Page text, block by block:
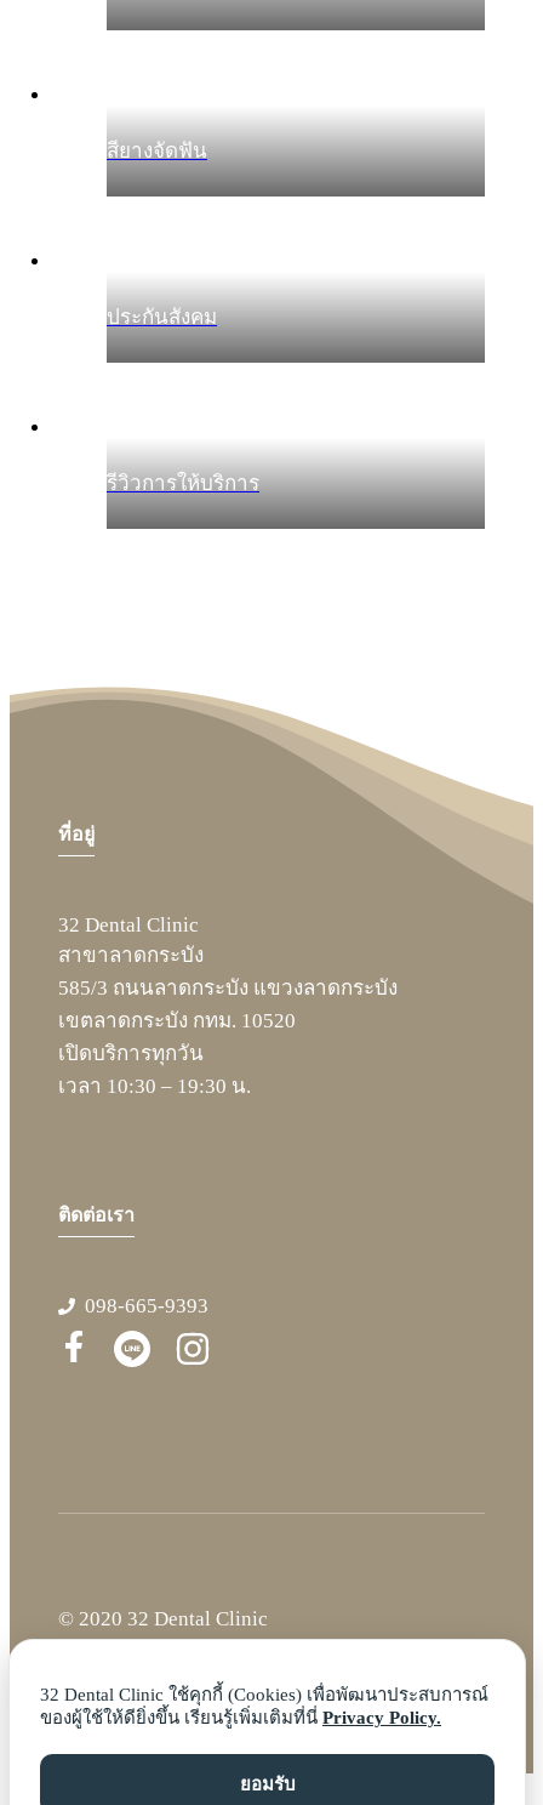
สียางจัดฟัน
ประกันสังคม
รีวิวการให้บริการ
ที่อยู่
32 Dental Clinic
สาขาลาดกระบัง
585/3 ถนนลาดกระบัง แขวงลาดกระบัง
เขตลาดกระบัง กทม. 10520
เปิดบริการทุกวัน
เวลา 10:30 – 19:30 น.
ติดต่อเรา
098-665-9393
© 2020 32 Dental Clinic
32 Dental Clinic ใช้คุกกี้ (Cookies) เพื่อพัฒนาประสบการณ์
ของผู้ใช้ให้ดียิ่งขึ้น เรียนรู้เพิ่มเติมที่นี่ Privacy Policy.
ยอมรับ